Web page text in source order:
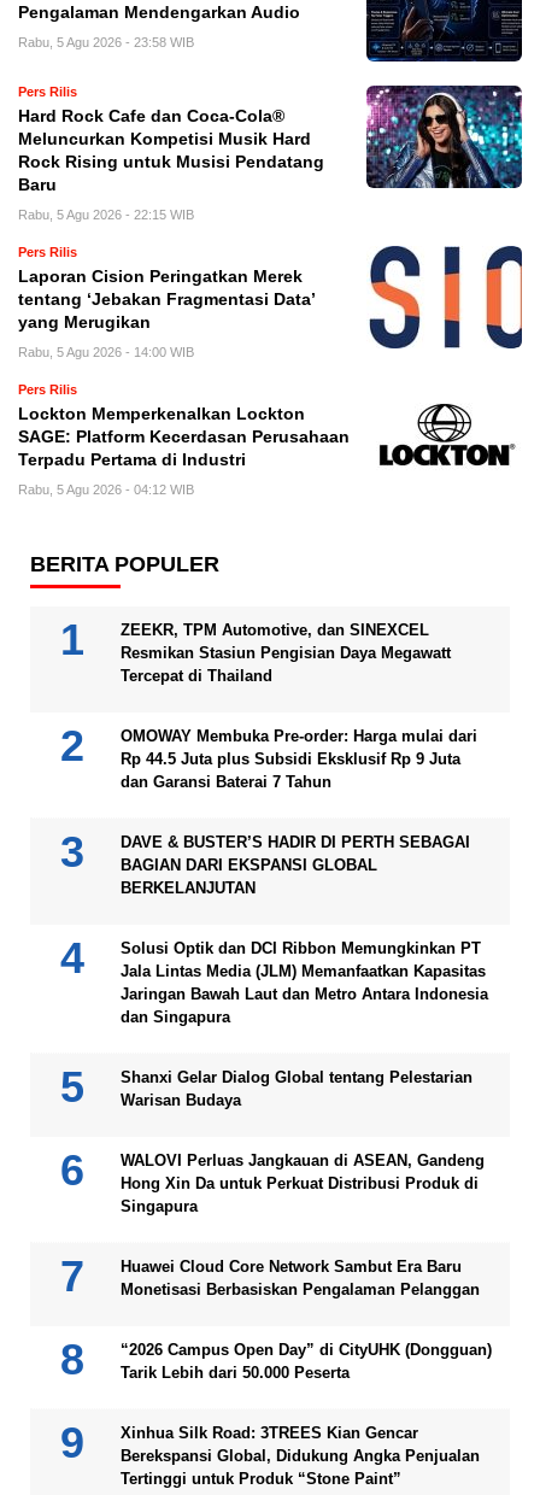
Pengalaman Mendengarkan Audio
Rabu, 5 Agu 2026 - 23:58 WIB
Pers Rilis
Hard Rock Cafe dan Coca-Cola®
Meluncurkan Kompetisi Musik Hard
Rock Rising untuk Musisi Pendatang
Baru
Rabu, 5 Agu 2026 - 22:15 WIB
Pers Rilis
Laporan Cision Peringatkan Merek
tentang ‘Jebakan Fragmentasi Data’
yang Merugikan
Rabu, 5 Agu 2026 - 14:00 WIB
Pers Rilis
Lockton Memperkenalkan Lockton
SAGE: Platform Kecerdasan Perusahaan
Terpadu Pertama di Industri
Rabu, 5 Agu 2026 - 04:12 WIB
BERITA POPULER
ZEEKR, TPM Automotive, dan SINEXCEL
Resmikan Stasiun Pengisian Daya Megawatt
Tercepat di Thailand
OMOWAY Membuka Pre-order: Harga mulai dari
Rp 44.5 Juta plus Subsidi Eksklusif Rp 9 Juta
dan Garansi Baterai 7 Tahun
DAVE & BUSTER’S HADIR DI PERTH SEBAGAI
BAGIAN DARI EKSPANSI GLOBAL
BERKELANJUTAN
Solusi Optik dan DCI Ribbon Memungkinkan PT
Jala Lintas Media (JLM) Memanfaatkan Kapasitas
Jaringan Bawah Laut dan Metro Antara Indonesia
dan Singapura
Shanxi Gelar Dialog Global tentang Pelestarian
Warisan Budaya
WALOVI Perluas Jangkauan di ASEAN, Gandeng
Hong Xin Da untuk Perkuat Distribusi Produk di
Singapura
Huawei Cloud Core Network Sambut Era Baru
Monetisasi Berbasiskan Pengalaman Pelanggan
“2026 Campus Open Day” di CityUHK (Dongguan)
Tarik Lebih dari 50.000 Peserta
Xinhua Silk Road: 3TREES Kian Gencar
Berekspansi Global, Didukung Angka Penjualan
Tertinggi untuk Produk “Stone Paint”